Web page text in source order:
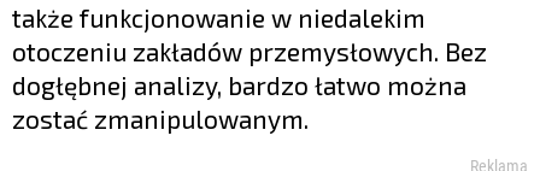
także funkcjonowanie w niedalekim
otoczeniu zakładów przemysłowych. Bez
dogłębnej analizy, bardzo łatwo można
zostać zmanipulowanym.
Reklama